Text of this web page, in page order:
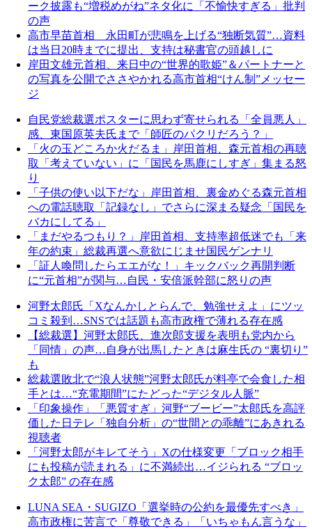
ーク披露も“増税めがね”ネタ化に「不愉快すぎる」批判
の声
高市早苗首相 永田町が悲鳴を上げる“独断気質”…資料
は当日20時までに提出、支持は秘書官の頭越しに
岸田文雄元首相、来日中の“世界的歌姫”＆パートナーと
の写真を公開でささやかれる高市首相“けん制”メッセー
ジ
自民党総裁選ポスターに思わず寄せられる「全員悪人」
感、東国原英夫氏まで「師匠のパクリだろう？」
「火の玉どころか火だるま」岸田首相、森元首相の再聴
取「考えていない」に「国民を馬鹿にしすぎ」集まる怒
り
「子供の使い以下だな」岸田首相、裏金めぐる森元首相
への電話聴取「記録なし」でさらに深まる疑念「国民を
バカにしてる」
「まだやるつもり？」岸田首相、支持率超低迷でも「来
年の約束」総裁再選へ意欲にじませ国民ゲンナリ
「証人喚問したらエエがな！」キックバック再開判断
に“元首相”が関与…自民・安倍派幹部に怒りの声
河野太郎氏「Xなんかしとらんで、勉強せえよ」にツッ
コミ殺到…SNSでは話題も高市政権で薄れる存在感
【総裁選】河野太郎氏、進次郎支援を表明も党内から
「同情」の声…自身が出馬したときは麻生氏の “裏切り”
も
総裁選敗北で“浪人状態”河野太郎氏が料亭で会食した相
手とは…“充電期間”にたどった“デジタル人脈”
「印象操作」「悪質すぎ」河野“ブービー”太郎氏を高評
価した日テレ「独自分析」の“世間との乖離”にあきれる
視聴者
「河野太郎がキレてそう」Xの仕様変更「ブロック相手
にも投稿が読まれる」に不満続出…イジられる “ブロッ
ク太郎” の存在感
LUNA SEA・SUGIZO「選挙時の公約を最優先すべき」
高市政権に苦言で「尊敬できる」「いちゃもん言うな」